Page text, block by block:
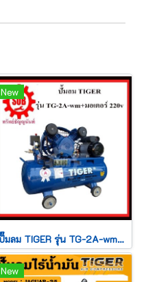
New
ปั๊มลม TIGER รุ่น TG-2A-wm+มอเตอร์ 220v
New